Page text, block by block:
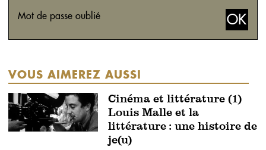
Mot de passe oublié
VOUS AIMEREZ AUSSI
Cinéma et littérature (1)
Louis Malle et la
littérature : une histoire de
je(u)